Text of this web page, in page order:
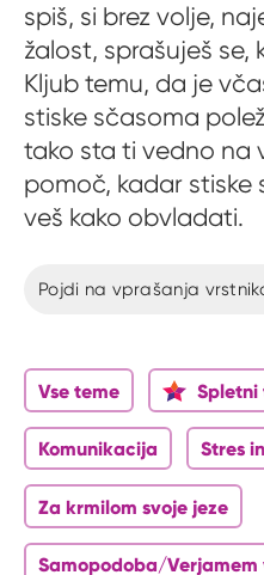
spiš, si brez volje,
žalost, sprašuješ se,
Kljub temu, da je
stiske sčasoma
tako sta ti vedno na
pomoč, kadar stiske
veš kako obvladati.
Pojdi na vprašanja
Vse teme Spletni
Komunikacija Stres
Za krmilom svoje jeze
Samopodoba/Verjamem